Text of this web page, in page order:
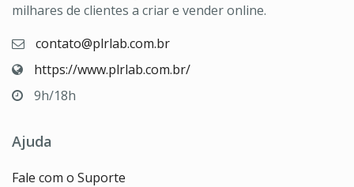
milhares de clientes a criar e vender online.
contato@plrlab.com.br
https://www.plrlab.com.br/
9h/18h
Ajuda
Fale com o Suporte